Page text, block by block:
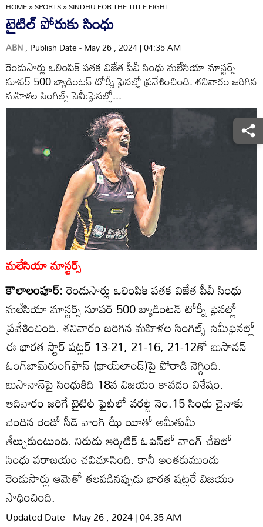
HOME»SPORTS»SINDHU FOR THE TITLE FIGHT
టైటిల్‌ పోరుకు సింధు
ABN, Publish Date - May 26 , 2024 | 04:35 AM
రెండుసార్లు ఒలింపిక్‌ పతక విజేత పీవీ సింధు మలేసియా మాస్టర్స్‌
సూపర్‌ 500 బ్యాడింటన్‌ టోర్నీ ఫైనల్లో ప్రవేశించింది. శనివారం జరిగిన
మహిళల సింగిల్స్‌ సెమీఫైనల్లో...
మలేసియా మాస్టర్స్‌
కౌలాలంపూర్‌:రెండుసార్లు ఒలింపిక్‌ పతక విజేత పీవీ సింధు
మలేసియా మాస్టర్స్‌ సూపర్‌ 500 బ్యాడింటన్‌ టోర్నీ ఫైనల్లో
ప్రవేశించింది. శనివారం జరిగిన మహిళల సింగిల్స్‌ సెమీఫైనల్లో
ఈ భారత స్టార్‌ షట్లర్‌ 13-21, 21-16, 21-12తో బుసానన్‌
ఓంగ్‌బామ్‌రుంగ్‌ఫాన్‌ (థాయ్‌లాండ్‌)పై పోరాడి నెగ్గింది.
బుసానాన్‌పై సింధుకిది 18వ విజయం కావడం విశేషం.
ఆదివారం జరిగే టైటిల్‌ ఫైట్‌లో వరల్డ్‌ నెం.15 సింధు చైనాకు
చెందిన రెండో సీడ్‌ వాంగ్‌ ఝీ యీతో అమీతుమీ
తేల్చుకుంటుంది. నిరుడు ఆర్కిటిక్‌ ఓపెన్‌లో వాంగ్‌ చేతిలో
సింధు పరాజయం చవిచూసింది. కానీ అంతకుముందు
రెండుసార్లు ఆమెతో తలపడినప్పుడు భారత షట్లరే విజయం
సాధించింది.
Updated Date - May 26 , 2024 | 04:35 AM